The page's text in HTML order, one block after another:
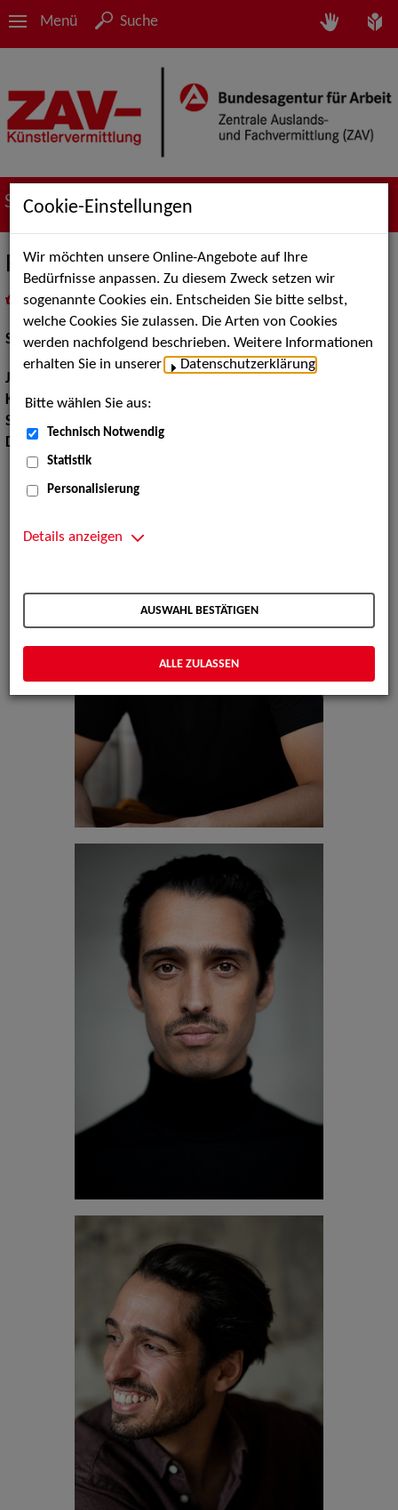
Menü Suche
Suche nach Künstler*innen
Rinaldo Steller
als PDF speichern
inMeine Merklistelegen
Schauspiel:Bühne
Jahrgang:
Körpergröße:190 cm
Sprachen:
Dialekte:
Bayerisch, Norddeutsch, Österreichisch, Sächsisch
Cookie-Einstellungen
Wir möchten unsere Online-Angebote auf Ihre
Bedürfnisse anpassen. Zu diesem Zweck setzen wir
sogenannte Cookies ein. Entscheiden Sie bitte selbst,
welche Cookies Sie zulassen. Die Arten von Cookies
werden nachfolgend beschrieben. Weitere Informationen
erhalten Sie in unserer
Datenschutzerklärung
Bitte wählen Sie aus:
Technisch Notwendig
Statistik
Personalisierung
Details anzeigen
AUSWAHL BESTÄTIGEN
ALLE ZULASSEN